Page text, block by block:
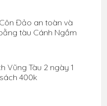
Đảo an toàn và
tàu Cánh Ngầm
Vũng Tàu 2 ngày 1
400k